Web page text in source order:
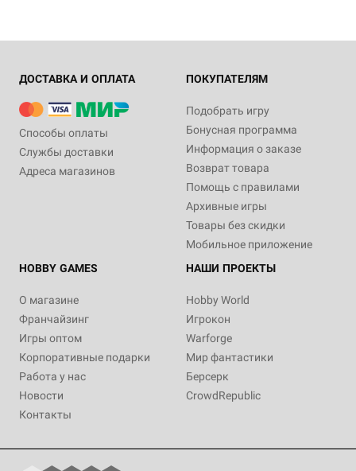
ДОСТАВКА И ОПЛАТА
Способы оплаты
Службы доставки
Адреса магазинов
ПОКУПАТЕЛЯМ
Подобрать игру
Бонусная программа
Информация о заказе
Возврат товара
Помощь с правилами
Архивные игры
Товары без скидки
Мобильное приложение
HOBBY GAMES
О магазине
Франчайзинг
Игры оптом
Корпоративные подарки
Работа у нас
Новости
Контакты
НАШИ ПРОЕКТЫ
Hobby World
Игрокон
Warforge
Мир фантастики
Берсерк
CrowdRepublic